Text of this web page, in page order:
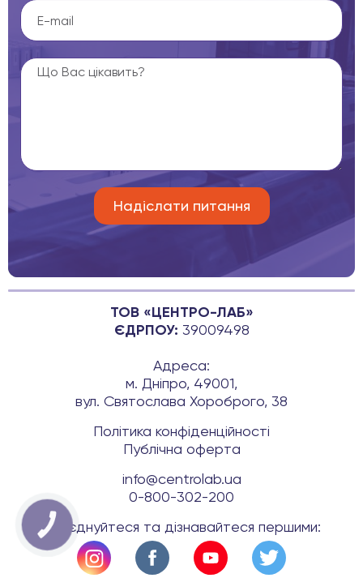
ТОВ «ЦЕНТРО-ЛАБ»
ЄДРПОУ: 39009498
Адреса:
м. Дніпро, 49001,
вул. Святослава Хороброго, 38
Політика конфіденційності
Публічна оферта
info@centrolab.ua
0-800-302-200
Приєднуйтеся та дізнавайтеся першими:
КНОПКА
ЗВ'ЯЗКУ